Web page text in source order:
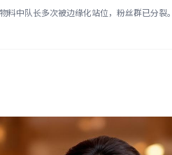
料中队长多次被边缘化站位，粉丝群已分裂